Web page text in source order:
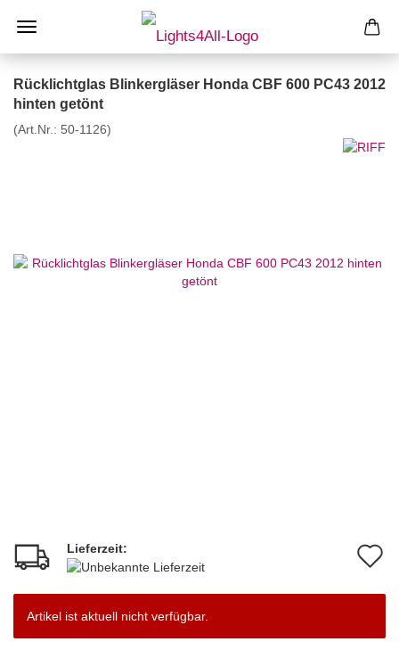
Rücklichtglas Blinkergläser Honda CBF 600 PC43 2012
hinten getönt
(Art.Nr.: 50-1126)
Lieferzeit:
Artikel ist aktuell nicht verfügbar.